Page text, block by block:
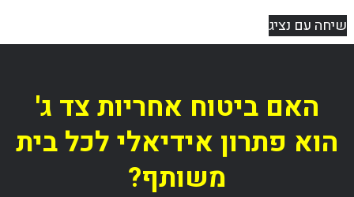
שיחה עם נציג
האם ביטוח אחריות צד ג'
הוא פתרון אידיאלי לכל בית
משותף?